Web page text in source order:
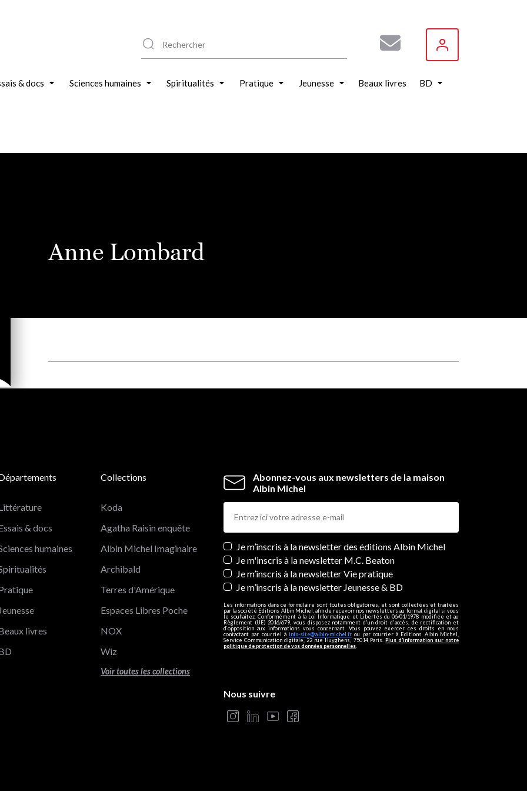
& docs Sciences humaines Spiritualités Pratique Jeunesse Beaux livres BD
Anne Lombard
Abonnez-vous aux newsletters de la maison
Albin Michel
Newsletters
Je m’inscris à la newsletter des éditions Albin Michel
Je m'inscris à la newsletter M.C. Beaton
Je m’inscris à la newsletter Vie pratique
Je m’inscris à la newsletter Jeunesse & BD
Les informations dans ce formulaire sont toutes obligatoires, et sont collectées et traitées
par la société Editions Albin Michel, afin de recevoir nos newsletters au format digital si vous
le souhaitez. Conformément à la Loi Informatique et Libertés du 06/01/1978 modifiée et au
Règlement (UE) 2016/679, vous disposez notamment d'un droit d'accès, de rectification et
d’opposition aux informations vous concernant. Vous pouvez exercer ces droits en nous
contactant par courriel àinfo-site@albin-michel.fr ou par courrier à Editions Albin Michel,
Service Communication digitale, 22 rue Huyghens, 75014 Paris. Plus d’information sur notre
politique de protection de vos données personnelles
& docs
humaines
Jeunesse
livres
Collections
Koda
Agatha Raisin enquête
Albin Michel Imaginaire
Archibald
Terres d'Amérique
Espaces Libres Poche
NOX
Wiz
Voir toutes les collections
Nous suivre